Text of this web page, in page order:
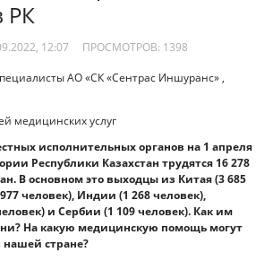
РК
12:07 ПРОСМОТРОВ: 1398
АО «СК «Сентрас Иншуранс» ,
исполнительных органов на 1 апреля
Республики Казахстан трудятся 16 278
В основном это выходцы из Китая (3 685
человек), Индии (1 268 человек),
и Сербии (1 109 человек). Как им
На какую медицинскую помощь могут
нашей стране?